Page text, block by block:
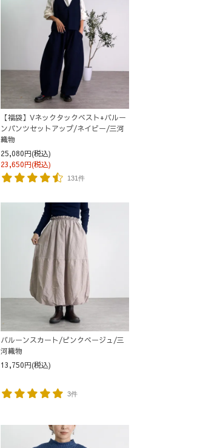
【福袋】Vネックタックベスト+バルー
ンパンツセットアップ/ネイビー/三河
織物
25,080円(税込)
23,650円(税込)
131件
バルーンスカート/ピンクベージュ/三
河織物
13,750円(税込)
3件